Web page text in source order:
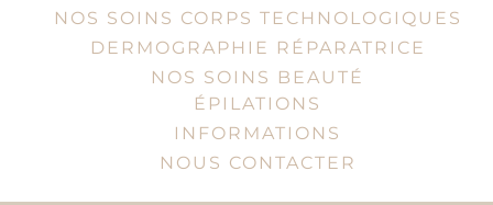
NOS SOINS CORPS TECHNOLOGIQUES
DERMOGRAPHIE RÉPARATRICE
NOS SOINS BEAUTÉ
ÉPILATIONS
INFORMATIONS
NOUS CONTACTER